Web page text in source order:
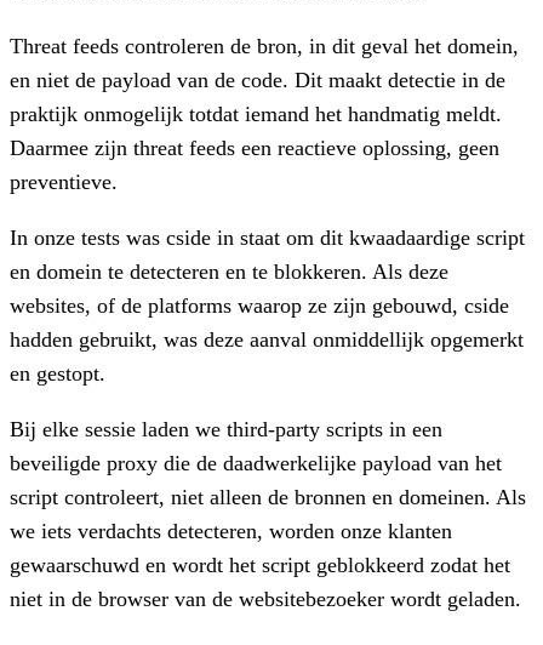
Threat feeds controleren de bron, in dit geval het domein,
en niet de payload van de code. Dit maakt detectie in de
praktijk onmogelijk totdat iemand het handmatig meldt.
Daarmee zijn threat feeds een reactieve oplossing, geen
preventieve.
In onze tests was cside in staat om dit kwaadaardige script
en domein te detecteren en te blokkeren. Als deze
websites, of de platforms waarop ze zijn gebouwd, cside
hadden gebruikt, was deze aanval onmiddellijk opgemerkt
en gestopt.
Bij elke sessie laden we third-party scripts in een
beveiligde proxy die de daadwerkelijke payload van het
script controleert, niet alleen de bronnen en domeinen. Als
we iets verdachts detecteren, worden onze klanten
gewaarschuwd en wordt het script geblokkeerd zodat het
niet in de browser van de websitebezoeker wordt geladen.